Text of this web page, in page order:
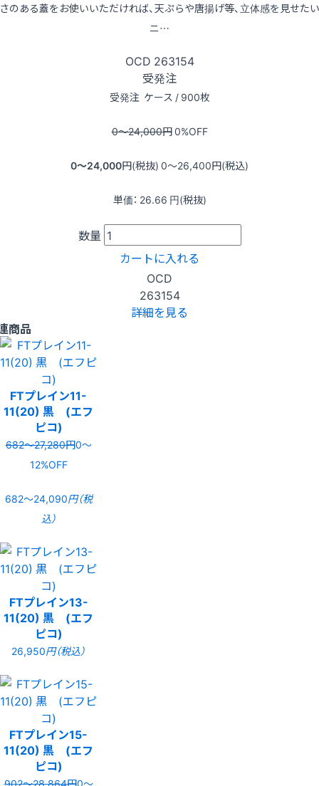
のある蓋をお使いいただければ、天ぷらや唐揚げ等、立体感を見せた
ニ…
OCD 263154
受発注
受発注 ケース / 900枚
0〜24,000円0%OFF
0〜24,000円(税抜) 0〜26,400円(税込)
単価： 26.66 円(税抜)
数量
カートに入れる
OCD
263154
詳細を見る
商品
FTプレイン11-
11(20) 黒 (エフ
ピコ)
682〜27,280円0〜
12%OFF
682〜24,090円（税
込）
FTプレイン13-
11(20) 黒 (エフ
ピコ)
26,950円（税込）
FTプレイン15-
11(20) 黒 (エフ
ピコ)
902〜28,864円0〜